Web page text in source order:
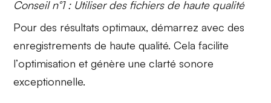
Conseil n°1 : Utiliser des fichiers de haute qualité
Pour des résultats optimaux, démarrez avec des
enregistrements de haute qualité. Cela facilite
l’optimisation et génère une clarté sonore
exceptionnelle.